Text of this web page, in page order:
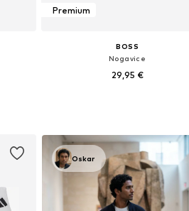
43-46
Premium
BOSS
Nogavice
29,95 €
Oskar